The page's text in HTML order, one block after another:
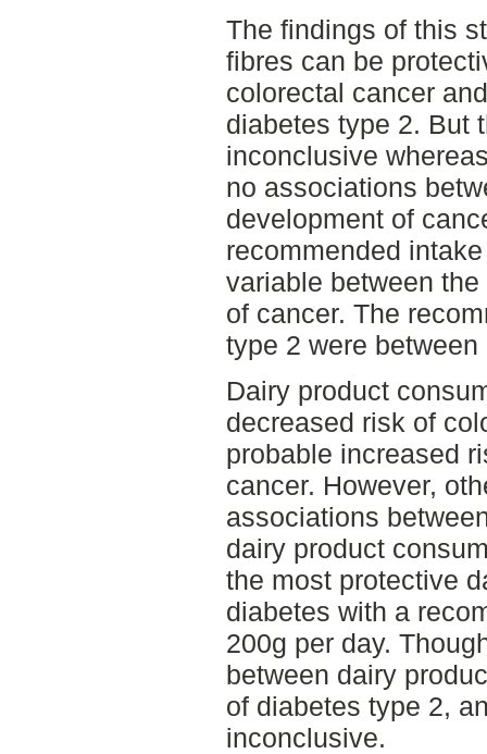
The findings of this
fibres can be
colorectal cancer
diabetes type 2. But
inconclusive
no associations
development of
recommended
variable between
of cancer. The
type 2 were between
Dairy product
decreased risk of
probable increased
cancer. However,
associations
dairy product
the most protective
diabetes with a
200g per day.
between dairy
of diabetes type 2,
inconclusive.